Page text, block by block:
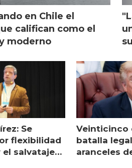
en Chile el
califican como el
moderno
Se
flexibilidad
el salvataje
Veinticinco
batalla
aranceles